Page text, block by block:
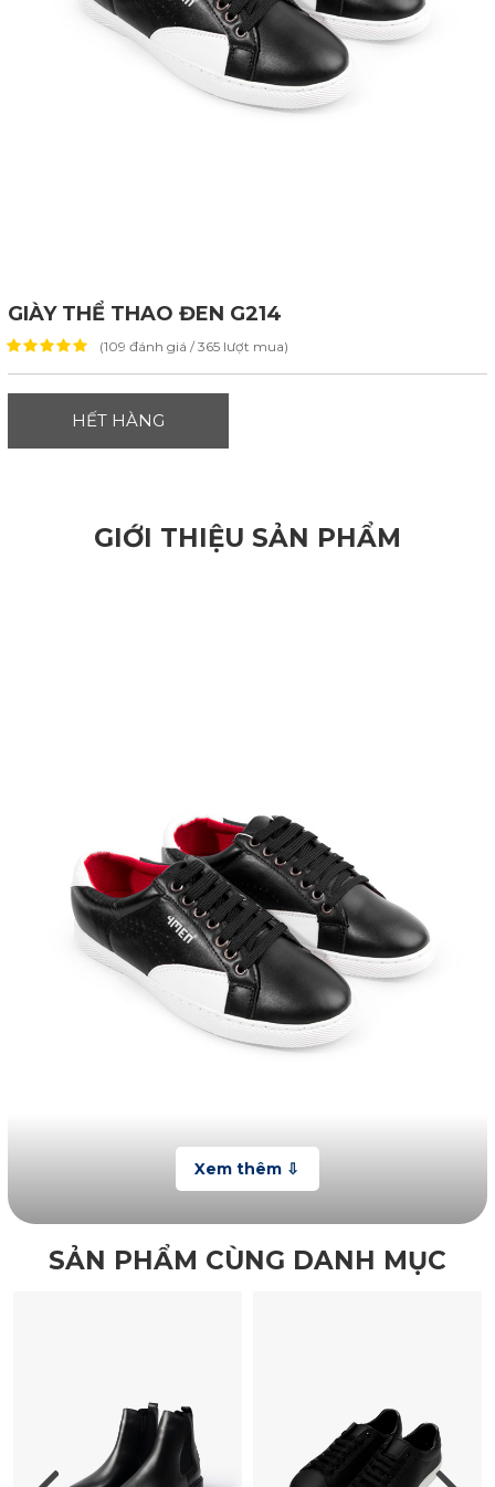
GIÀY THỂ THAO ĐEN G214
(109 đánh giá / 365 lượt mua)
HẾT HÀNG
GIỚI THIỆU SẢN PHẨM
SẢN PHẨM CÙNG DANH MỤC